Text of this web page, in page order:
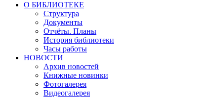
О БИБЛИОТЕКЕ
Структура
Документы
Отчёты. Планы
История библиотеки
Часы работы
НОВОСТИ
Архив новостей
Книжные новинки
Фотогалерея
Видеогалерея